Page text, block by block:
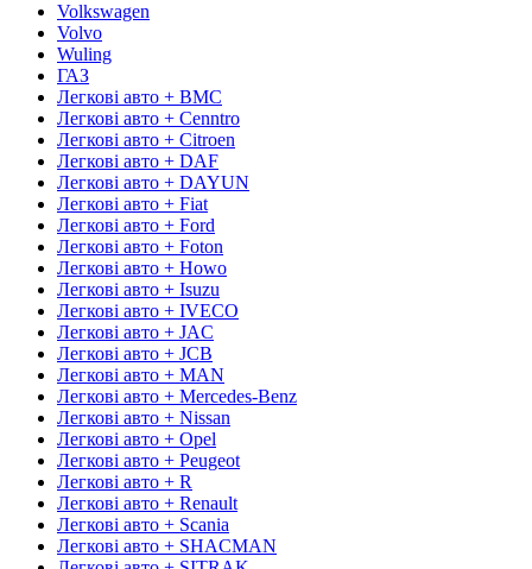
Volkswagen
Volvo
Wuling
ГАЗ
Легкові авто + BMC
Легкові авто + Cenntro
Легкові авто + Citroen
Легкові авто + DAF
Легкові авто + DAYUN
Легкові авто + Fiat
Легкові авто + Ford
Легкові авто + Foton
Легкові авто + Howo
Легкові авто + Isuzu
Легкові авто + IVECO
Легкові авто + JAC
Легкові авто + JCB
Легкові авто + MAN
Легкові авто + Mercedes-Benz
Легкові авто + Nissan
Легкові авто + Opel
Легкові авто + Peugeot
Легкові авто + R
Легкові авто + Renault
Легкові авто + Scania
Легкові авто + SHACMAN